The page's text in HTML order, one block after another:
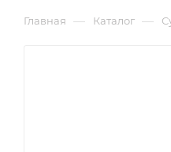
Главная — Каталог —